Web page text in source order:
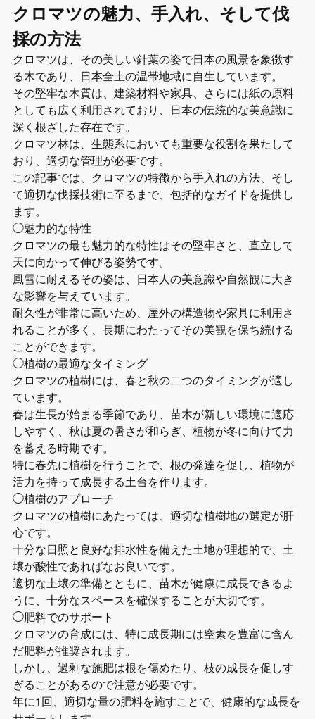
クロマツの魅力、手入れ、そして伐
採の方法
クロマツは、その美しい針葉の姿で日本の風景を象徴す
る木であり、日本全土の温帯地域に自生しています。
その堅牢な木質は、建築材料や家具、さらには紙の原料
としても広く利用されており、日本の伝統的な美意識に
深く根ざした存在です。
クロマツ林は、生態系においても重要な役割を果たして
おり、適切な管理が必要です。
この記事では、クロマツの特徴から手入れの方法、そし
て適切な伐採技術に至るまで、包括的なガイドを提供し
ます。
◯魅力的な特性
クロマツの最も魅力的な特性はその堅牢さと、直立して
天に向かって伸びる姿勢です。
風雪に耐えるその姿は、日本人の美意識や自然観に大き
な影響を与えています。
耐久性が非常に高いため、屋外の構造物や家具に利用さ
れることが多く、長期にわたってその美観を保ち続ける
ことができます。
◯植樹の最適なタイミング
クロマツの植樹には、春と秋の二つのタイミングが適し
ています。
春は生長が始まる季節であり、苗木が新しい環境に適応
しやすく、秋は夏の暑さが和らぎ、植物が冬に向けて力
を蓄える時期です。
特に春先に植樹を行うことで、根の発達を促し、植物が
活力を持って成長する土台を作ります。
◯植樹のアプローチ
クロマツの植樹にあたっては、適切な植樹地の選定が肝
心です。
十分な日照と良好な排水性を備えた土地が理想的で、土
壌が酸性であればなお良いです。
適切な土壌の準備とともに、苗木が健康に成長できるよ
うに、十分なスペースを確保することが大切です。
◯肥料でのサポート
クロマツの育成には、特に成長期には窒素を豊富に含ん
だ肥料が推奨されます。
しかし、過剰な施肥は根を傷めたり、枝の成長を促しす
ぎることがあるので注意が必要です。
年に1回、適切な量の肥料を施すことで、健康的な成長を